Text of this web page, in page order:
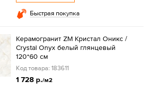
Быстрая покупка
Керамогранит ZM Кристал Оникс /
Crystal Onyx белый глянцевый
120*60 см
Код товара: 183611
1 728 р./м2